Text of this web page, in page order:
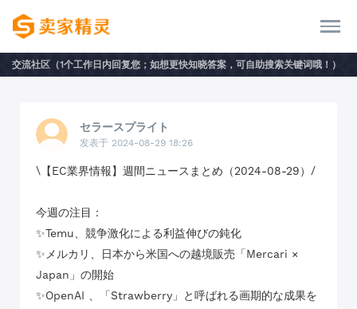
交流社区（1个工作日内回复您；如想更快知晓答案，可自助搜索关键词哦！）
セラースプライト
发表于 2024-08-29 18:26
\【EC業界情報】週間ニュースまとめ（2024-08-29）/
今週の注目：
✨Temu、競争激化による利益伸びの鈍化
✨メルカリ、日本から米国への越境販売「Mercari ×
Japan」の開始
✨OpenAI 、「Strawberry」と呼ばれる画期的な成果を